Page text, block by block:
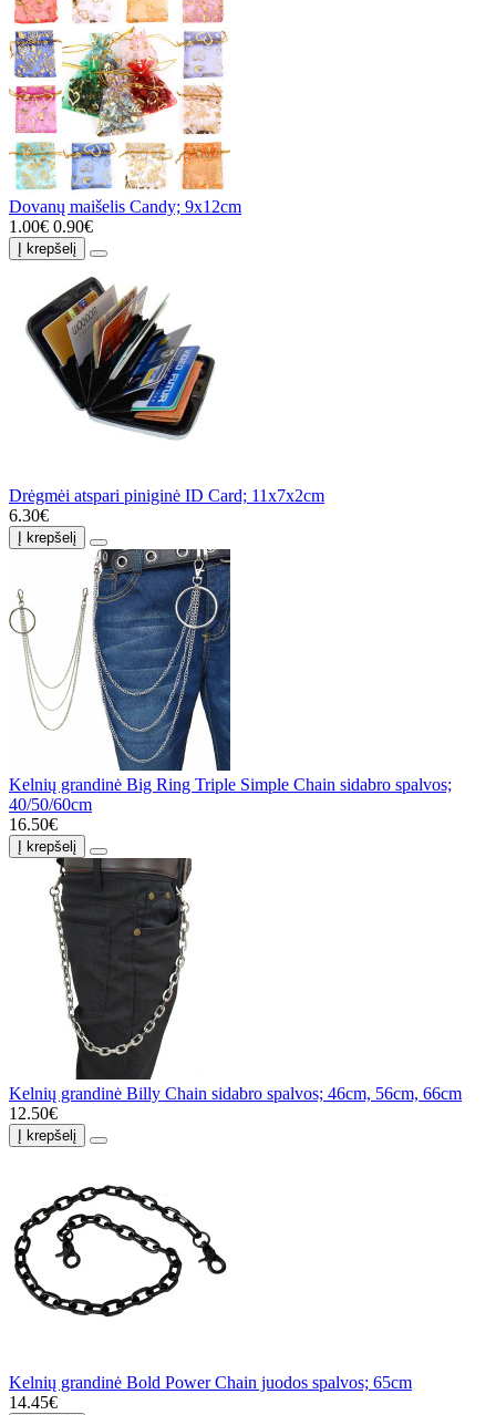
Dovanų maišelis Candy; 9x12cm
1.00€ 0.90€
Į krepšelį
Drėgmėi atspari piniginė ID Card; 11x7x2cm
6.30€
Į krepšelį
Kelnių grandinė Big Ring Triple Simple Chain sidabro spalvos;
40/50/60cm
16.50€
Į krepšelį
Kelnių grandinė Billy Chain sidabro spalvos; 46cm, 56cm, 66cm
12.50€
Į krepšelį
Kelnių grandinė Bold Power Chain juodos spalvos; 65cm
14.45€